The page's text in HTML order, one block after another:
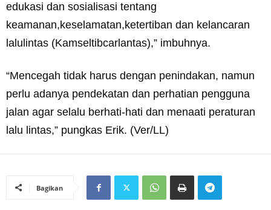
edukasi dan sosialisasi tentang
keamanan,keselamatan,ketertiban dan kelancaran
lalulintas (Kamseltibcarlantas),” imbuhnya.
“Mencegah tidak harus dengan penindakan, namun
perlu adanya pendekatan dan perhatian pengguna
jalan agar selalu berhati-hati dan menaati peraturan
lalu lintas,” pungkas Erik. (Ver/LL)
Bagikan